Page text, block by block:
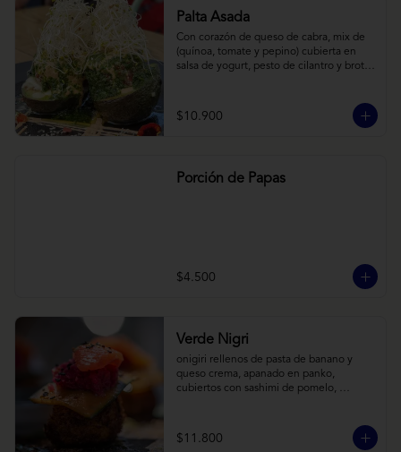
Palta Asada
Con corazón de queso de cabra, mix de
(quínoa, tomate y pepino) cubierta en
salsa de yogurt, pesto de cilantro y brotes
$10.900
Porción de Papas
$4.500
Verde Nigri
onigiri rellenos de pasta de banano y
queso crema, apanado en panko,
cubiertos con sashimi de pomelo,
de crema de coco con wasabi y tierra de
cochayuyo.
$11.800